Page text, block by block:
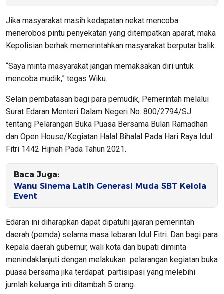
Jika masyarakat masih kedapatan nekat mencoba
menerobos pintu penyekatan yang ditempatkan aparat, maka
Kepolisian berhak memerintahkan masyarakat berputar balik.
“Saya minta masyarakat jangan memaksakan diri untuk
mencoba mudik,” tegas Wiku.
Selain pembatasan bagi para pemudik, Pemerintah melalui
Surat Edaran Menteri Dalam Negeri No. 800/2794/SJ
tentang Pelarangan Buka Puasa Bersama Bulan Ramadhan
dan Open House/Kegiatan Halal Bihalal Pada Hari Raya Idul
Fitri 1442 Hijriah Pada Tahun 2021.
Baca Juga:
Wanu Sinema Latih Generasi Muda SBT Kelola
Event
Edaran ini diharapkan dapat dipatuhi jajaran pemerintah
daerah (pemda) selama masa lebaran Idul Fitri. Dan bagi para
kepala daerah gubernur, wali kota dan bupati diminta
menindaklanjuti dengan melakukan pelarangan kegiatan buka
puasa bersama jika terdapat partisipasi yang melebihi
jumlah keluarga inti ditambah 5 orang.